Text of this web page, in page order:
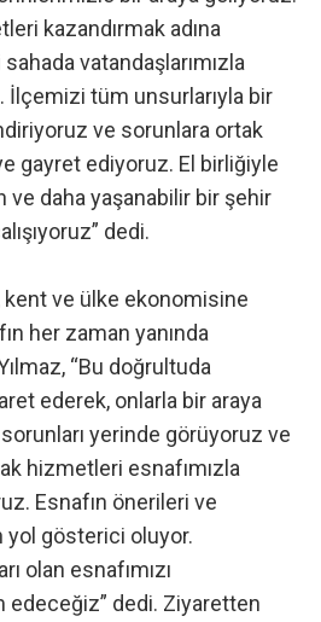
kazandırmak adına
vatandaşlarımızla
İlçemizi tüm unsurlarıyla bir
ve sorunlara ortak
gayret ediyoruz. El birliğiyle
ve daha yaşanabilir bir şehir
dedi.
kent ve ülke ekonomisine
her zaman yanında
“Bu doğrultuda
ederek, onlarla bir araya
yerinde görüyoruz ve
hizmetleri esnafımızla
Esnafın önerileri ve
gösterici oluyor.
olan esnafımızı
dedi. Ziyaretten